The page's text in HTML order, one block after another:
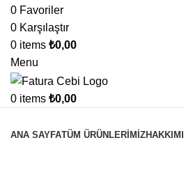
0 Favoriler
0 Karşılaştır
0 items ₺0,00
Menu
0 items ₺0,00
ANA SAYFATÜM ÜRÜNLERİMİZ